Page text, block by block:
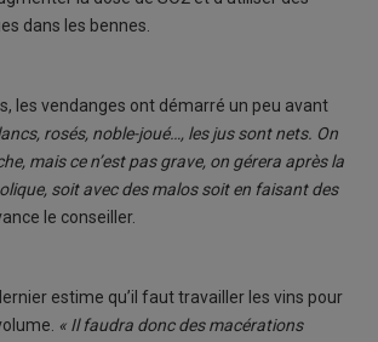
dans les bennes.
les vendanges ont démarré un peu avant
rosés, noble-joué…, les jus sont nets. On
mais ce n’est pas grave, on gérera après la
soit avec des malos soit en faisant des
le conseiller.
estime qu’il faut travailler les vins pour
« Il faudra donc des macérations